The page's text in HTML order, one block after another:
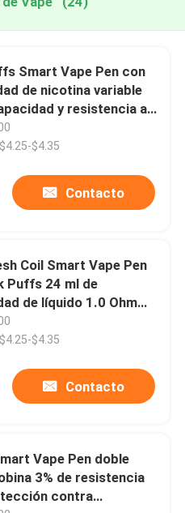
Smart Vape Pen con
de nicotina variable
y resistencia a
personalizada
$4.35
Contacto
Coil Smart Vape Pen
Puffs 24 ml de
de líquido 1.0 Ohm
a la bobina
$4.35
Contacto
Vape Pen doble
3% de resistencia
contra